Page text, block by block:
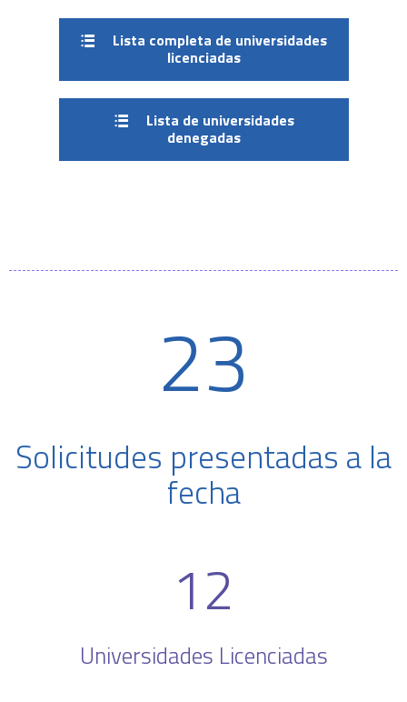
Lista completa de universidades
licenciadas
Lista de universidades
denegadas
23
Solicitudes presentadas a la
fecha
12
Universidades Licenciadas